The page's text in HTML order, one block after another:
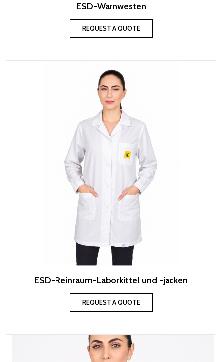
ESD-Warnwesten
REQUEST A QUOTE
ESD-Reinraum-Laborkittel und -jacken
REQUEST A QUOTE